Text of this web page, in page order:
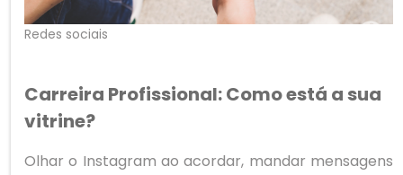
Redes sociais
Carreira Profissional: Como está a sua
vitrine?
Olhar o Instagram ao acordar, mandar mensagens